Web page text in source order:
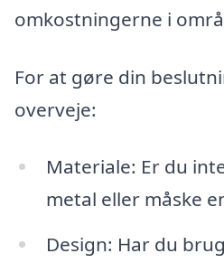
omkostningerne i
For at gøre din
overveje:
Materiale: Er du
metal eller måske
Design: Har du